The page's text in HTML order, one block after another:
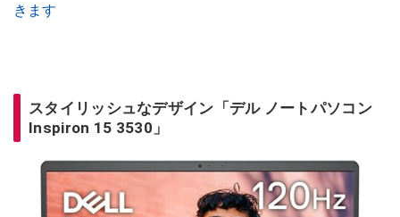
きます
スタイリッシュなデザイン「デル ノートパソコン
Inspiron 15 3530」